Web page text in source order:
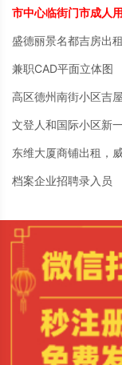
市中心临街门市成人
盛德丽景名都吉房出租
兼职CAD平面立体图
高区德州南街小区吉
文登人和国际小区新
东维大厦商铺出租，
档案企业招聘录入员